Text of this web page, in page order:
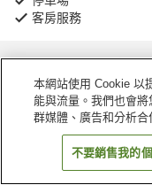
客房服務
首頁 泰國 華富里
本網站使用 Cookie 以
能與流量。我們也會
群媒體、廣告和分析合
不要銷售我的